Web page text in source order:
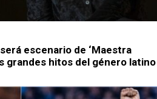
escenario de ‘Maestra
grandes hitos del género latino